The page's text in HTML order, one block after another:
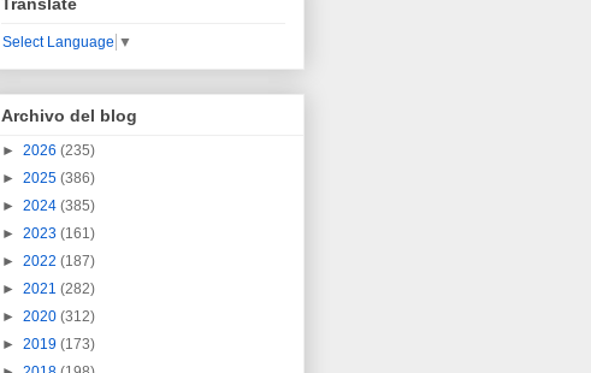
Select Language ▼
Archivo del blog
► 2026 (235)
► 2025 (386)
► 2024 (385)
► 2023 (161)
► 2022 (187)
► 2021 (282)
► 2020 (312)
► 2019 (173)